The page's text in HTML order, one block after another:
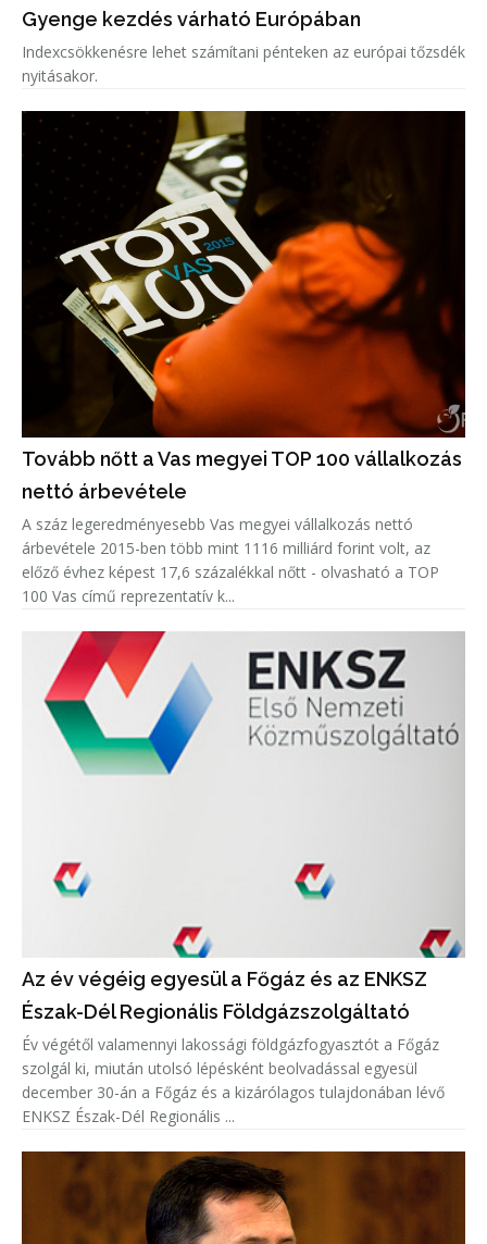
Gyenge kezdés várható Európában
Indexcsökkenésre lehet számítani pénteken az európai tőzsdék
nyitásakor.
Tovább nőtt a Vas megyei TOP 100 vállalkozás
nettó árbevétele
A száz legeredményesebb Vas megyei vállalkozás nettó
árbevétele 2015-ben több mint 1116 milliárd forint volt, az
előző évhez képest 17,6 százalékkal nőtt - olvasható a TOP
100 Vas című reprezentatív k...
Az év végéig egyesül a Főgáz és az ENKSZ
Észak-Dél Regionális Földgázszolgáltató
Év végétől valamennyi lakossági földgázfogyasztót a Főgáz
szolgál ki, miután utolsó lépésként beolvadással egyesül
december 30-án a Főgáz és a kizárólagos tulajdonában lévő
ENKSZ Észak-Dél Regionális ...